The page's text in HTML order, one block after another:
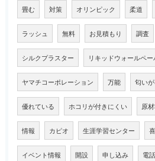
畳む 対策 オリンピック 柔道
ラッシュ 無料 お見積もり 調査
シルクプラスター リキッドウォールペー
ヤマチコーポレーション 万能 匂い
優れている ホコリが付きにくい 原
情報 カピオ 生涯学習センター
イベント情報 開設 申し込み 電